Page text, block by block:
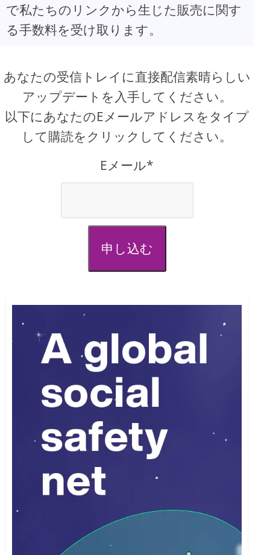
で私たちのリンクから生じた販売に関す
る手数料を受け取ります。
あなたの受信トレイに直接配信素晴らしい
アップデートを入手してください。
以下にあなたのEメールアドレスをタイプ
して購読をクリックしてください。
Eメール*
申し込む